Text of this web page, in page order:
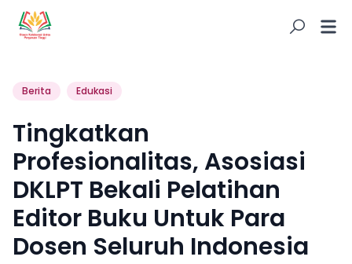
Berita Edukasi
Tingkatkan
Profesionalitas, Asosiasi
DKLPT Bekali Pelatihan
Editor Buku Untuk Para
Dosen Seluruh Indonesia